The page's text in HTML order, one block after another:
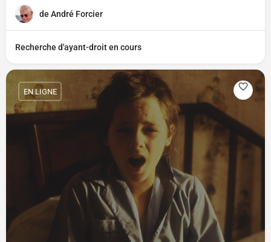
de André Forcier
Recherche d'ayant-droit en cours
EN LIGNE